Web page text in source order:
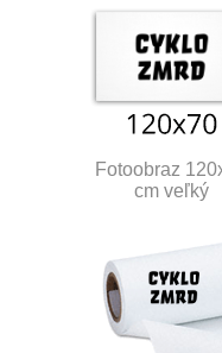
Fotoobraz
cm veľký